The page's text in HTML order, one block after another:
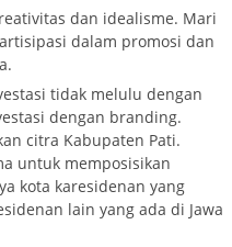
dan idealisme. Mari
dalam promosi dan
tidak melulu dengan
dengan branding.
citra Kabupaten Pati.
untuk memposisikan
kota karesidenan yang
lain yang ada di Jawa